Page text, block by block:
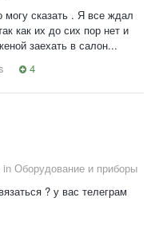
сказать . Я все ждал
как их до сих пор нет и
заехать в салон...
4
in Оборудование и приборы
? у вас телеграм